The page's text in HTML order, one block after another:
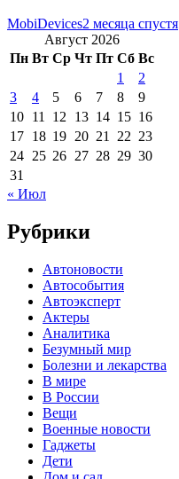
MobiDevices2 месяца спустя
Август 2026
Пн Вт Ср Чт Пт Сб Вс
1
2
3
4 5 6 7 8
9
10 11 12 13 14 15 16
17 18 19 20 21 22 23
24 25 26 27 28 29 30
31
« Июл
Рубрики
Автоновости
Автособытия
Автоэксперт
Актеры
Аналитика
Безумный мир
Болезни и лекарства
В мире
В России
Вещи
Военные новости
Гаджеты
Дети